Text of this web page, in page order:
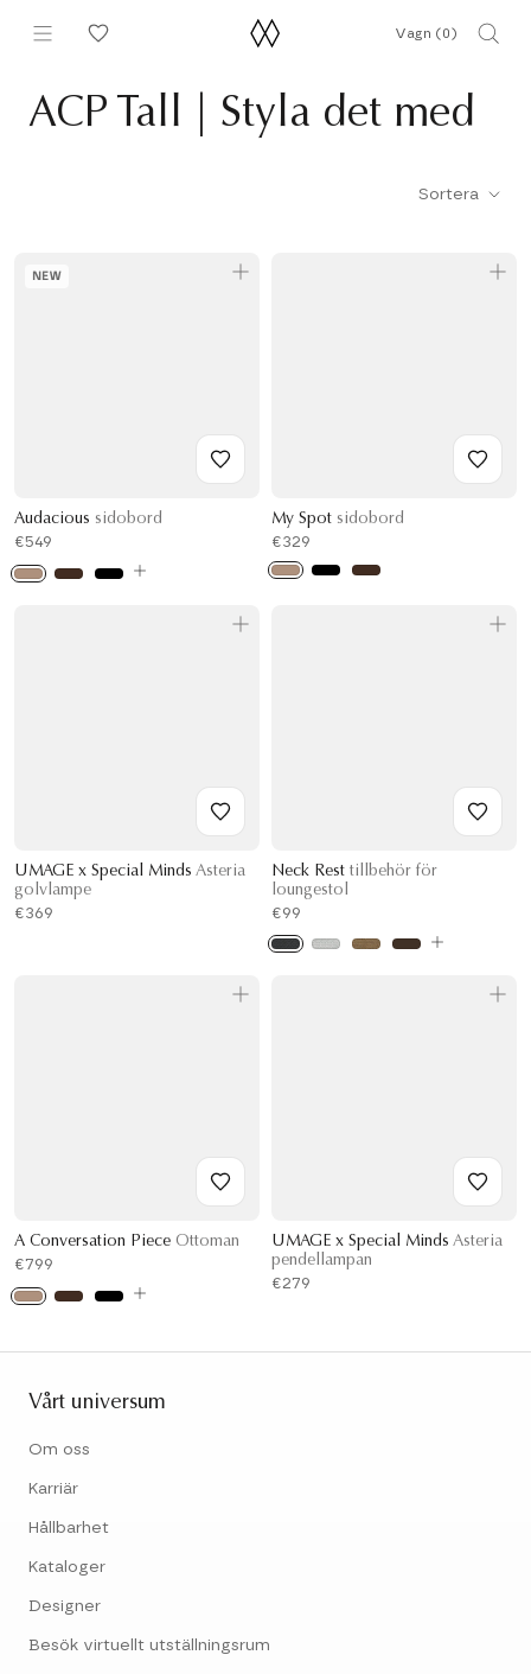
Vagn (0)
ACP Tall | Styla det med
Sortera
NEW
Audacious sidobord
€549
My Spot sidobord
€329
UMAGE x Special Minds Asteria
golvlampe
€369
Neck Rest tillbehör för
loungestol
€99
A Conversation Piece Ottoman
€799
UMAGE x Special Minds Asteria
pendellampan
€279
Vårt universum
Om oss
Karriär
Hållbarhet
Kataloger
Designer
Besök virtuellt utställningsrum